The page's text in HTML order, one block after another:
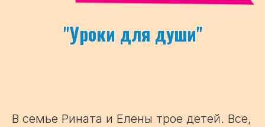
"Уроки для души"
В семье Рината и Елены трое детей. Все,